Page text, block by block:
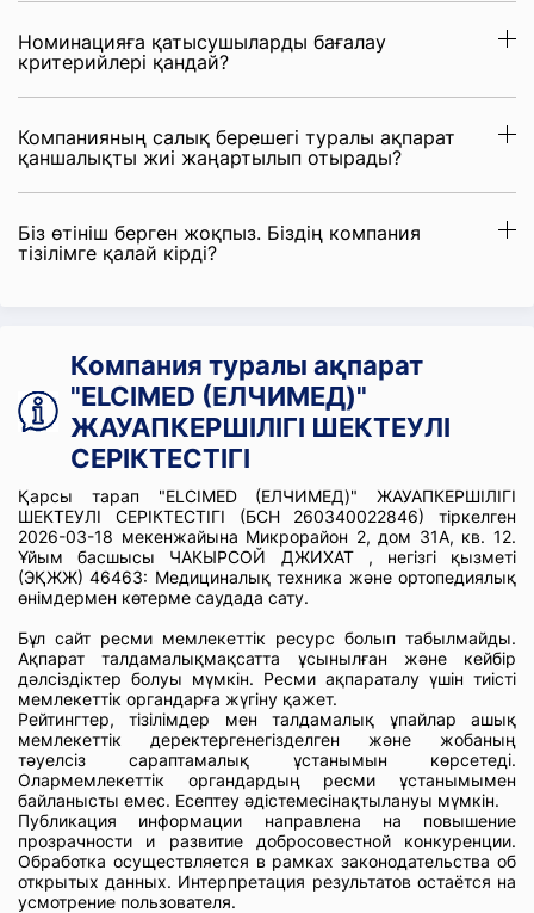
Номинацияға қатысушыларды бағалау
критерийлері қандай?
Компанияның салық берешегі туралы ақпарат
қаншалықты жиі жаңартылып отырады?
Біз өтініш берген жоқпыз. Біздің компания
тізілімге қалай кірді?
Компания туралы ақпарат
"ELCIMED (ЕЛЧИМЕД)"
ЖАУАПКЕРШІЛІГІ ШЕКТЕУЛІ
СЕРІКТЕСТІГІ
Қарсы тарап "ELCIMED (ЕЛЧИМЕД)" ЖАУАПКЕРШІЛІГІ
ШЕКТЕУЛІ СЕРІКТЕСТІГІ (БСН 260340022846) тіркелген
2026-03-18 мекенжайына Микрорайон 2, дом 31А, кв. 12.
Ұйым басшысы ЧАКЫРСОЙ ДЖИХАТ , негізгі қызметі
(ЭҚЖЖ) 46463: Медициналық техника және ортопедиялық
өнімдермен көтерме саудада сату.
Бұл сайт ресми мемлекеттік ресурс болып табылмайды.
Ақпарат талдамалықмақсатта ұсынылған және кейбір
дәлсіздіктер болуы мүмкін. Ресми ақпараталу үшін тиісті
мемлекеттік органдарға жүгіну қажет.
Рейтингтер, тізілімдер мен талдамалық ұпайлар ашық
мемлекеттік деректергенегізделген және жобаның
тәуелсіз сараптамалық ұстанымын көрсетеді.
Олармемлекеттік органдардың ресми ұстанымымен
байланысты емес. Есептеу әдістемесінақтылануы мүмкін.
Публикация информации направлена на повышение
прозрачности и развитие добросовестной конкуренции.
Обработка осуществляется в рамках законодательства об
открытых данных. Интерпретация результатов остаётся на
усмотрение пользователя.